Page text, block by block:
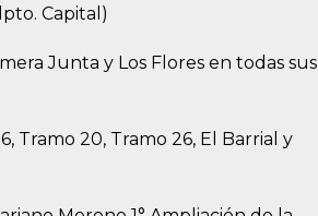
Capital)
Junta y Los Flores en todas sus
Tramo 20, Tramo 26, El Barrial y